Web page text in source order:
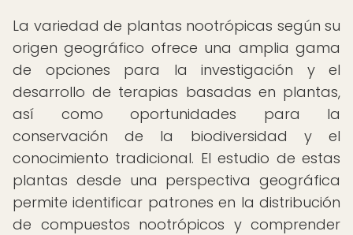
La variedad de plantas nootrópicas según su
origen geográfico ofrece una amplia gama
de opciones para la investigación y el
desarrollo de terapias basadas en plantas,
así como oportunidades para la
conservación de la biodiversidad y el
conocimiento tradicional. El estudio de estas
plantas desde una perspectiva geográfica
permite identificar patrones en la distribución
de compuestos nootrópicos y comprender